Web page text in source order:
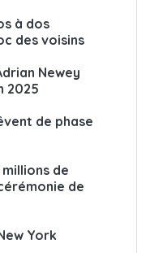
à dos
des voisins
Newey
2025
de phase
de
de
York